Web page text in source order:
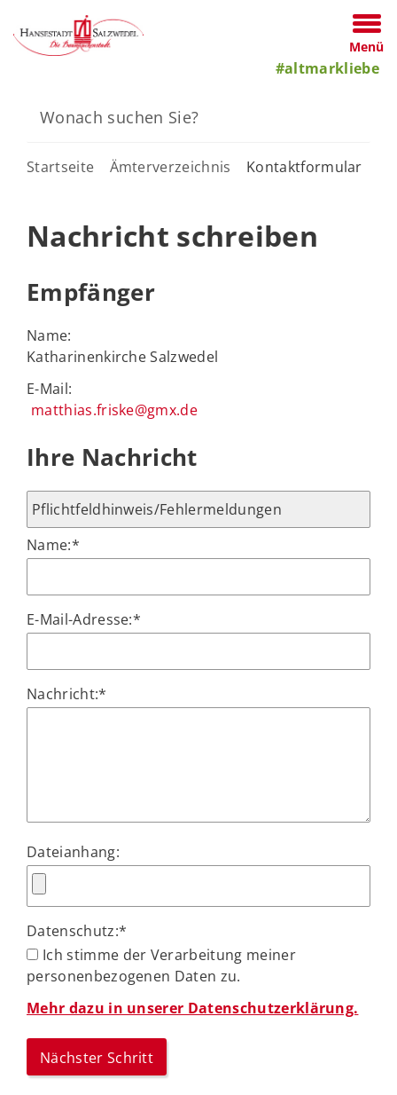
Menü
#altmarkliebe
Startseite Ämterverzeichnis Kontaktformular
Nachricht schreiben
Empfänger
Name:
Katharinenkirche Salzwedel
E-Mail:
matthias.friske@gmx.de
Ihre Nachricht
Name:*
E-Mail-Adresse:*
Nachricht:*
Dateianhang:
Datenschutz:*
Ich stimme der Verarbeitung meiner
personenbezogenen Daten zu.
Mehr dazu in unserer Datenschutzerklärung.